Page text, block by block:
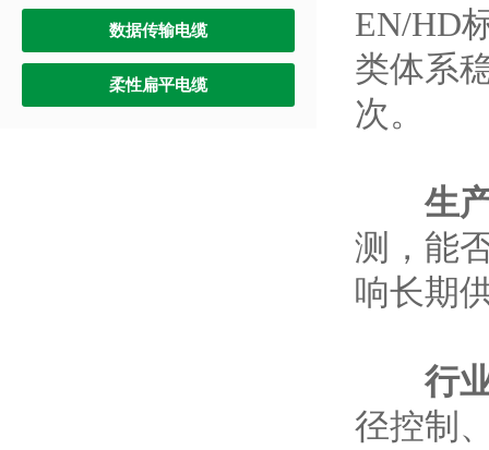
数据传输电缆
柔性扁平电缆
EN/HD
类体系
次。
生
测，能
响长期
行
径控制